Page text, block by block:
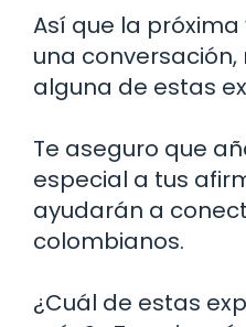
Así que la
una
alguna de estas
Te aseguro que
especial a tus
ayudarán a
colombianos.
¿Cuál de estas